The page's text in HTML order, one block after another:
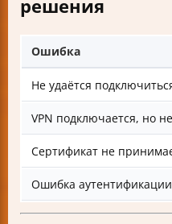
решения
Ошибка
Не удаётся
VPN подключается, но
Сертификат не
Ошибка аутентификации